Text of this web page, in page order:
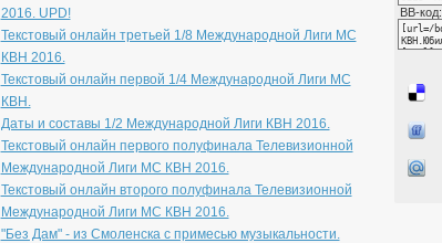
2016. UPD!
Текстовый онлайн третьей 1/8 Международной Лиги МС
КВН 2016.
Текстовый онлайн первой 1/4 Международной Лиги МС
КВН.
Даты и составы 1/2 Международной Лиги КВН 2016.
Текстовый онлайн первого полуфинала Телевизионной
Международной Лиги МС КВН 2016.
Текстовый онлайн второго полуфинала Телевизионной
Международной Лиги МС КВН 2016.
"Без Дам" - из Смоленска с примесью музыкальности.
BB-код: